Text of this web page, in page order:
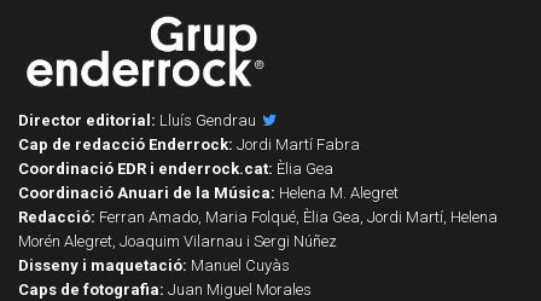
Director editorial: Lluís Gendrau
Cap de redacció Enderrock: Jordi Martí Fabra
Coordinació EDR i enderrock.cat: Èlia Gea
Coordinació Anuari de la Música: Helena M. Alegret
Redacció: Ferran Amado, Maria Folqué, Èlia Gea, Jordi Martí, Helena
Morén Alegret, Joaquim Vilarnau i Sergi Núñez
Disseny i maquetació: Manuel Cuyàs
Caps de fotografia: Juan Miguel Morales